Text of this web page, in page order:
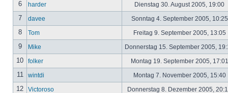
6 harder Dienstag 30. August 2005, 19:00
7 davee Sonntag 4. September 2005,
8 Tom Freitag 9. September 2005, 13:05
9 Mike Donnerstag 15. September 2005,
10 folker Montag 19. September 2005,
11 wintdi Montag 7. November 2005, 15:40
12 Victoroso Donnerstag 8. Dezember 2005,